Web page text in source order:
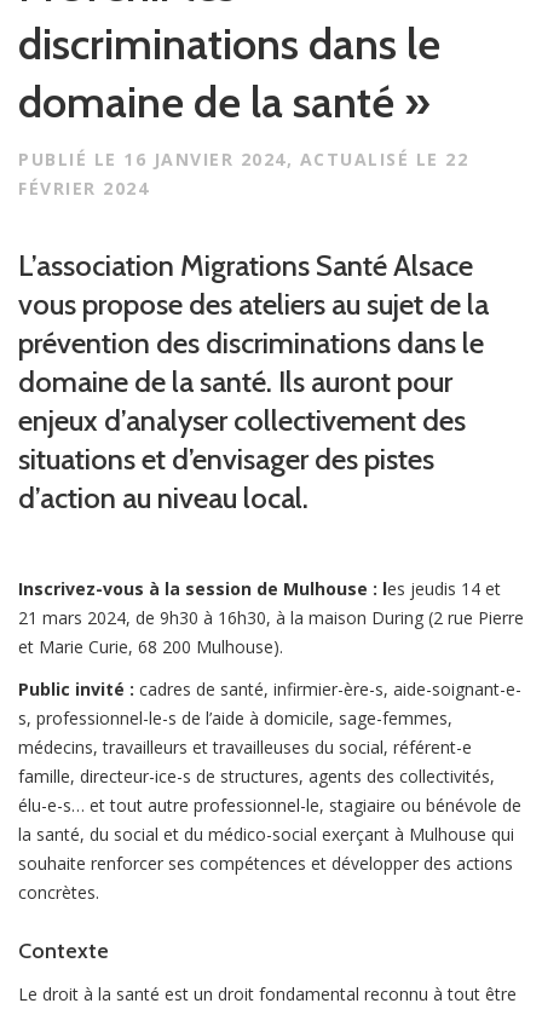
discriminations dans le
domaine de la santé »
PUBLIÉ LE 16 JANVIER 2024, ACTUALISÉ LE 22
FÉVRIER 2024
L’association Migrations Santé Alsace
vous propose des ateliers au sujet de la
prévention des discriminations dans le
domaine de la santé. Ils auront pour
enjeux d’analyser collectivement des
situations et d’envisager des pistes
d’action au niveau local.
Inscrivez-vous à la session de Mulhouse : les jeudis 14 et
21 mars 2024, de 9h30 à 16h30, à la maison During (2 rue Pierre
et Marie Curie, 68 200 Mulhouse).
Public invité : cadres de santé, infirmier-ère-s, aide-soignant-e-
s, professionnel-le-s de l’aide à domicile, sage-femmes,
médecins, travailleurs et travailleuses du social, référent-e
famille, directeur-ice-s de structures, agents des collectivités,
élu-e-s… et tout autre professionnel-le, stagiaire ou bénévole de
la santé, du social et du médico-social exerçant à Mulhouse qui
souhaite renforcer ses compétences et développer des actions
concrètes.
Contexte
Le droit à la santé est un droit fondamental reconnu à tout être